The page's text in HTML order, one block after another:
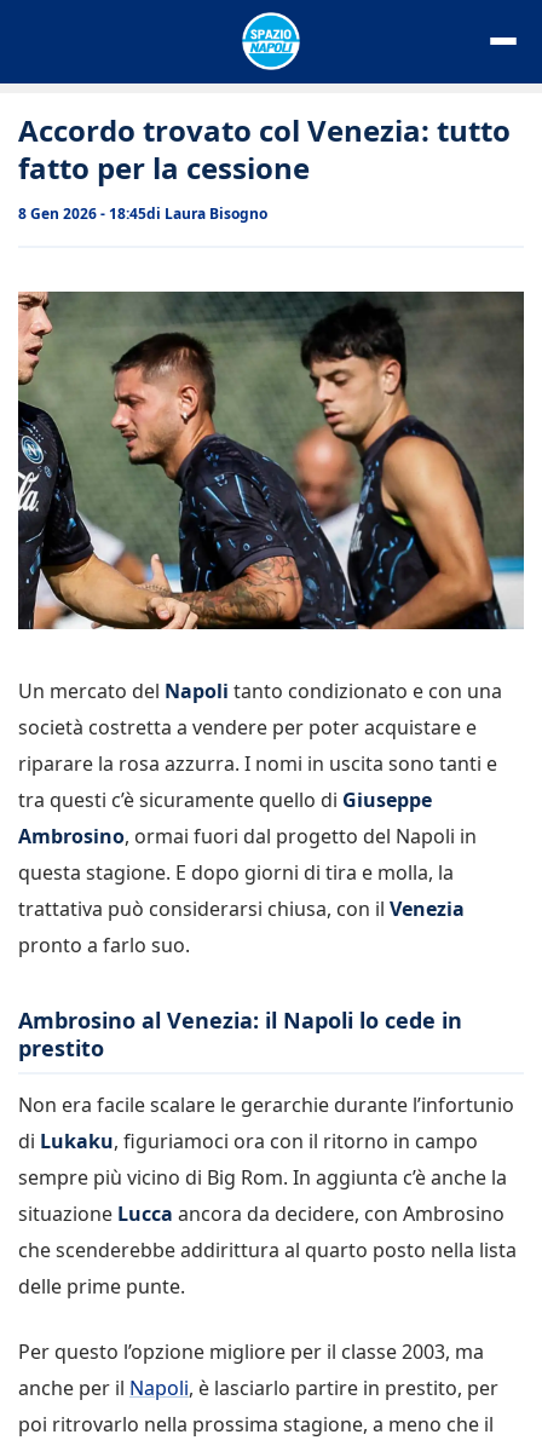
Accordo trovato col Venezia: tutto
fatto per la cessione
8 Gen 2026 - 18:45di Laura Bisogno
Un mercato del Napoli tanto condizionato e con una
società costretta a vendere per poter acquistare e
riparare la rosa azzurra. I nomi in uscita sono tanti e
tra questi c’è sicuramente quello di Giuseppe
Ambrosino, ormai fuori dal progetto del Napoli in
questa stagione. E dopo giorni di tira e molla, la
trattativa può considerarsi chiusa, con il Venezia
pronto a farlo suo.
Ambrosino al Venezia: il Napoli lo cede in
prestito
Non era facile scalare le gerarchie durante l’infortunio
di Lukaku, figuriamoci ora con il ritorno in campo
sempre più vicino di Big Rom. In aggiunta c’è anche la
situazione Lucca ancora da decidere, con Ambrosino
che scenderebbe addirittura al quarto posto nella lista
delle prime punte.
Per questo l’opzione migliore per il classe 2003, ma
anche per il Napoli, è lasciarlo partire in prestito, per
poi ritrovarlo nella prossima stagione, a meno che il